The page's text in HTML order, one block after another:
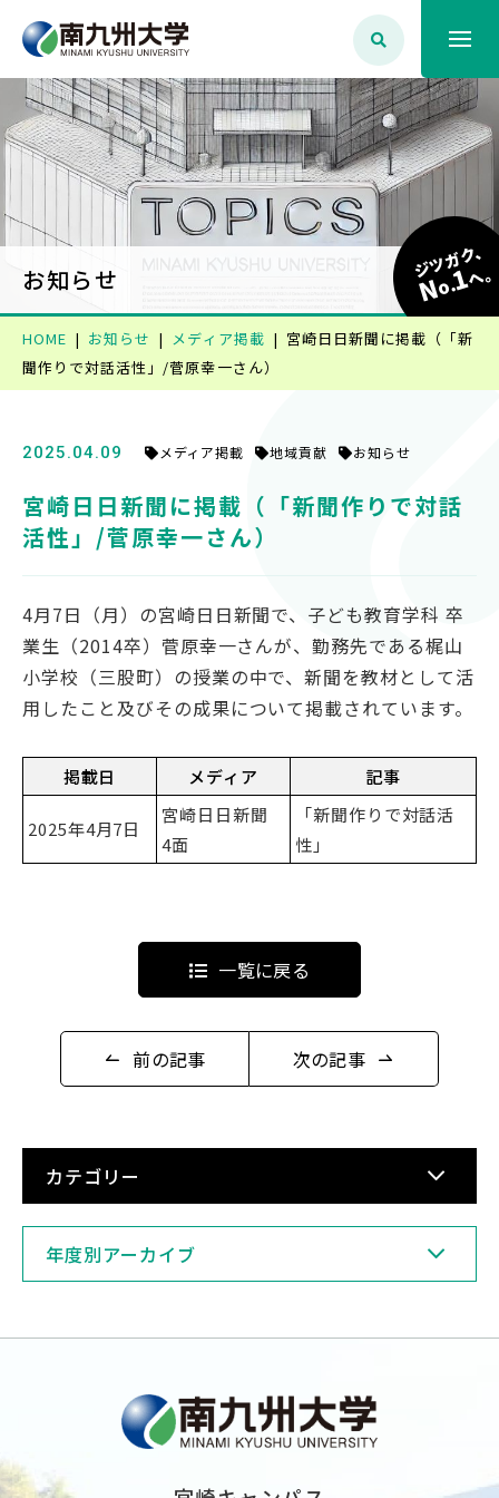
大学案内
学生生活
学部学科・大学院
就職・資格
対象者別
受験生の方
保護者の方
高校教員の方
企業の方
在学生・教職員の方
卒業生の方
地域の方
南九州大学公式SNS
お問い合わせ
採用情報
関連リンク
お知らせ ジツガク、
No.1へ
HOME お知らせ メディア掲載
宮崎日日新聞に掲載（「新
聞作りで対話活性」/菅原幸一さん）
2025.04.09 メディア掲載 地域貢献 お知らせ
宮崎日日新聞に掲載（「新聞作りで対話
活性」/菅原幸一さん）
4月7日（月）の宮崎日日新聞で、子ども教育学科 卒
業生（2014卒）菅原幸一さんが、勤務先である梶山
小学校（三股町）の授業の中で、新聞を教材として活
用したこと及びその成果について掲載されています。
掲載日 メディア 記事
2025年4月7日
宮崎日日新聞
4面
「新聞作りで対話活
性」
前の記事
一覧に戻る
次の記事
カテゴリー
年度別アーカイブ